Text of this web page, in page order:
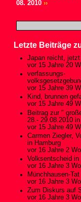
08. 2010 ››
Letzte Beiträge
Japan reicht,
vor 15 Jahre 20
verfassungs-
vor 15 Jahre 39
Kind, brunnen
vor 15 Jahre 49
Beitrag zur "
28.- 29.08.2010
vor 15 Jahre 49
Carmen Ziegler,
in Hamburg
vor 16 Jahre 2
Volksentscheid in
vor 16 Jahre 3
Münchhausen-
vor 16 Jahre 3
Zum Diskurs auf
vor 16 Jahre 3